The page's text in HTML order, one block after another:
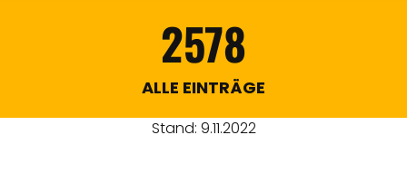
2578
ALLE EINTRÄGE
Stand: 9.11.2022